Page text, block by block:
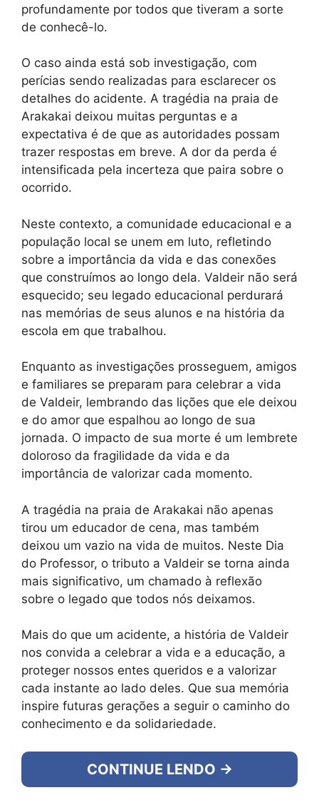
profundamente por todos que tiveram a sorte
de conhecê-lo.
O caso ainda está sob investigação, com
perícias sendo realizadas para esclarecer os
detalhes do acidente. A tragédia na praia de
Arakakai deixou muitas perguntas e a
expectativa é de que as autoridades possam
trazer respostas em breve. A dor da perda é
intensificada pela incerteza que paira sobre o
ocorrido.
Neste contexto, a comunidade educacional e a
população local se unem em luto, refletindo
sobre a importância da vida e das conexões
que construímos ao longo dela. Valdeir não será
esquecido; seu legado educacional perdurará
nas memórias de seus alunos e na história da
escola em que trabalhou.
Enquanto as investigações prosseguem, amigos
e familiares se preparam para celebrar a vida
de Valdeir, lembrando das lições que ele deixou
e do amor que espalhou ao longo de sua
jornada. O impacto de sua morte é um lembrete
doloroso da fragilidade da vida e da
importância de valorizar cada momento.
A tragédia na praia de Arakakai não apenas
tirou um educador de cena, mas também
deixou um vazio na vida de muitos. Neste Dia
do Professor, o tributo a Valdeir se torna ainda
mais significativo, um chamado à reflexão
sobre o legado que todos nós deixamos.
Mais do que um acidente, a história de Valdeir
nos convida a celebrar a vida e a educação, a
proteger nossos entes queridos e a valorizar
cada instante ao lado deles. Que sua memória
inspire futuras gerações a seguir o caminho do
conhecimento e da solidariedade.
CONTINUE LENDO →